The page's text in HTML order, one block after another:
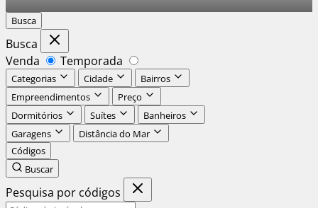
Busca
Busca
Venda
Temporada
Categorias Cidade
Bairros
Empreendimentos
Preço
Dormitórios
Suítes
Banheiros
Garagens
Distância do Mar
Códigos
Buscar
Pesquisa por códigos